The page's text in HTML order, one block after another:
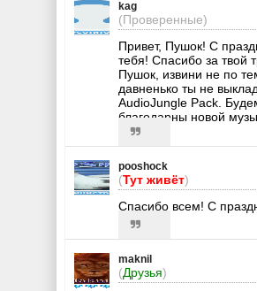
kag
(Проверенные)
Привет, Пушок! С
тебя! Спасибо за твой
Пушок, извини не по
давненько ты не
AudioJungle Pack.
благодарны новой
pooshock
(Тут живёт)
Спасибо всем! С
maknil
(Друзья)